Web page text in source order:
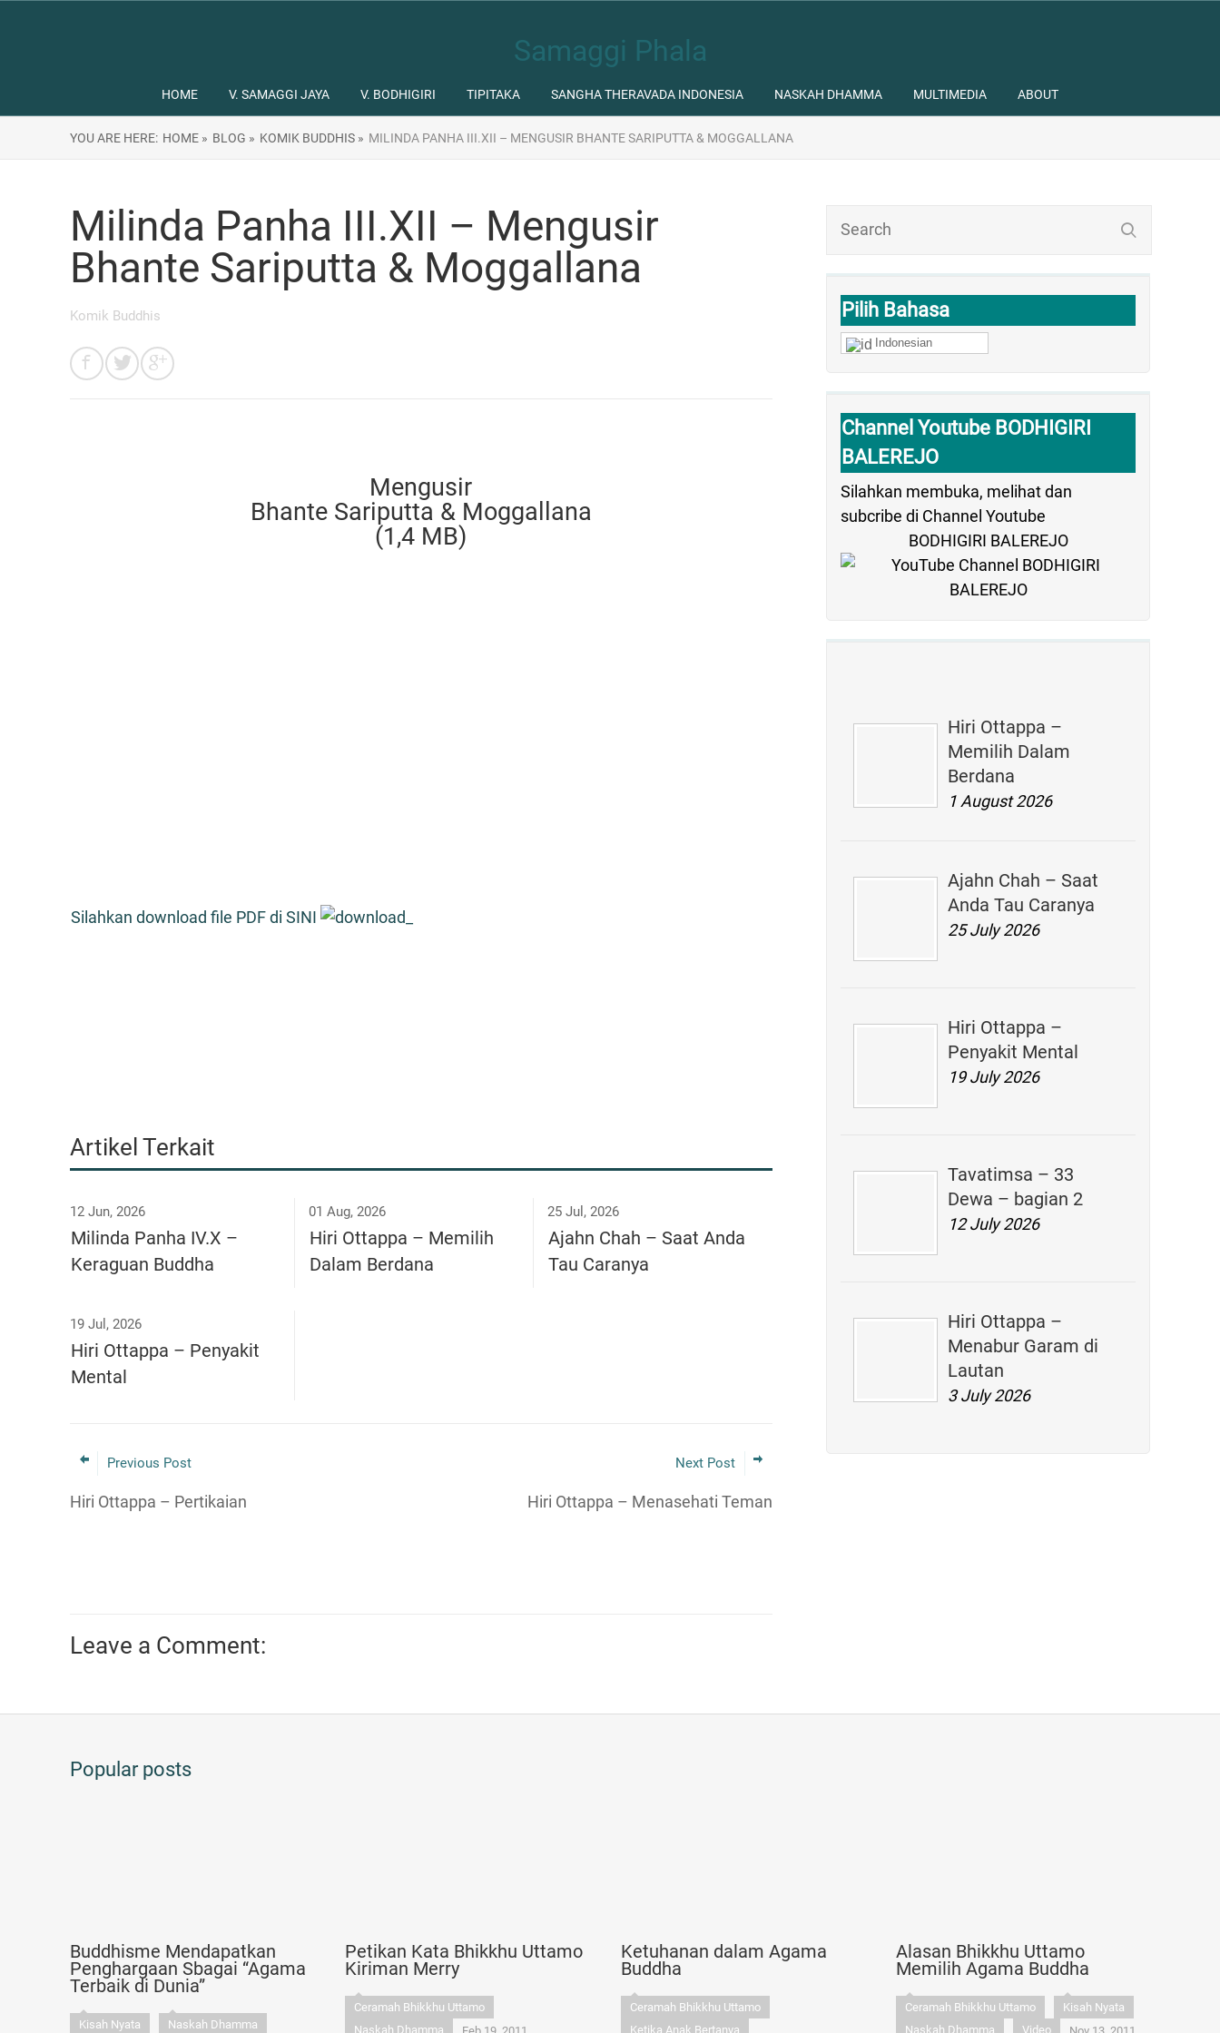
Samaggi Phala
HOME V. SAMAGGI JAYA V. BODHIGIRI TIPITAKA SANGHA THERAVADA INDONESIA NASKAH DHAMMA MULTIMEDIA ABOUT
YOU ARE HERE: HOME » BLOG » KOMIK BUDDHIS » MILINDA PANHA III.XII – MENGUSIR BHANTE SARIPUTTA & MOGGALLANA
Pilih Bahasa
Indonesian
Channel Youtube BODHIGIRI
BALEREJO
Silahkan membuka, melihat dan
subcribe di Channel Youtube
BODHIGIRI BALEREJO
Hiri Ottappa –
Memilih Dalam
Berdana
1 August 2026
Ajahn Chah – Saat
Anda Tau Caranya
25 July 2026
Hiri Ottappa –
Penyakit Mental
19 July 2026
Tavatimsa – 33
Dewa – bagian 2
12 July 2026
Hiri Ottappa –
Menabur Garam di
Lautan
3 July 2026
Milinda Panha III.XII – Mengusir
Bhante Sariputta & Moggallana
Komik Buddhis
Mengusir
Bhante Sariputta & Moggallana
(1,4 MB)
Silahkan download file PDF di SINI
Artikel Terkait
12 Jun, 2026
Milinda Panha IV.X –
Keraguan Buddha
01 Aug, 2026
Hiri Ottappa – Memilih
Dalam Berdana
25 Jul, 2026
Ajahn Chah – Saat Anda
Tau Caranya
19 Jul, 2026
Hiri Ottappa – Penyakit
Mental
Previous Post
Hiri Ottappa – Pertikaian
Next Post
Hiri Ottappa – Menasehati Teman
Leave a Comment:
Popular posts
Buddhisme Mendapatkan
Penghargaan Sbagai “Agama
Terbaik di Dunia”
Kisah Nyata Naskah Dhamma
Petikan Kata Bhikkhu Uttamo
Kiriman Merry
Ceramah Bhikkhu Uttamo
Naskah Dhamma
Ketuhanan dalam Agama
Buddha
Ceramah Bhikkhu Uttamo
Ketika Anak Bertanya
Alasan Bhikkhu Uttamo
Memilih Agama Buddha
Ceramah Bhikkhu Uttamo
Kisah Nyata
Naskah Dhamma
Video